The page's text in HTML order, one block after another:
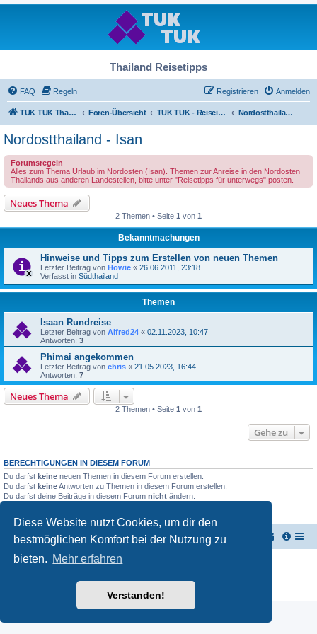
Diese Website nutzt Cookies, um dir den
bestmöglichen Komfort bei der Nutzung zu
bieten. Mehr erfahren
Verstanden!
Thailand Reisetipps
FAQ Regeln Anmelden
Registrieren
TUK TUK Thailand Reisetipps Foren-Übersicht TUK TUK - Reiseinfos - Thailand Regional Nordostthailand - Isan
Nordostthailand - Isan
Forumsregeln
Alles zum Thema Urlaub im Nordosten (Isan). Themen zur Anreise in den Nordosten
Thailands aus anderen Landesteilen, bitte unter "Reisetipps für unterwegs" posten.
Neues Thema
2 Themen • Seite 1 von 1
Bekanntmachungen
Hinweise und Tipps zum Erstellen von neuen Themen
Letzter Beitrag von Howie « 26.06.2011, 23:18
Verfasst in Südthailand
Themen
Isaan Rundreise
Letzter Beitrag von Alfred24 « 02.11.2023, 10:47
Antworten: 3
Phimai angekommen
Letzter Beitrag von chris « 21.05.2023, 16:44
Antworten: 7
Neues Thema
2 Themen • Seite 1 von 1
Gehe zu
BERECHTIGUNGEN IN DIESEM FORUM
Du darfst keine neuen Themen in diesem Forum erstellen.
Du darfst keineAntworten zu Themen in diesem Forum erstellen.
Du darfst deine Beiträge in diesem Forum nicht ändern.
TUK TUK Thailand Reisetipps Foren-Übersicht
Powered byphpBB